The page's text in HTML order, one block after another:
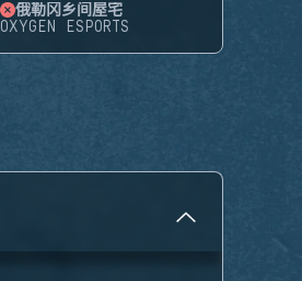
俄勒冈乡间屋宅
OXYGEN ESPORTS